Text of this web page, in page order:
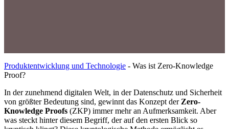
Produktentwicklung und Technologie - Was ist Zero-Knowledge
Proof?
In der zunehmend digitalen Welt, in der Datenschutz und Sicherheit
von größter Bedeutung sind, gewinnt das Konzept der Zero-
Knowledge Proofs (ZKP) immer mehr an Aufmerksamkeit. Aber
was steckt hinter diesem Begriff, der auf den ersten Blick so